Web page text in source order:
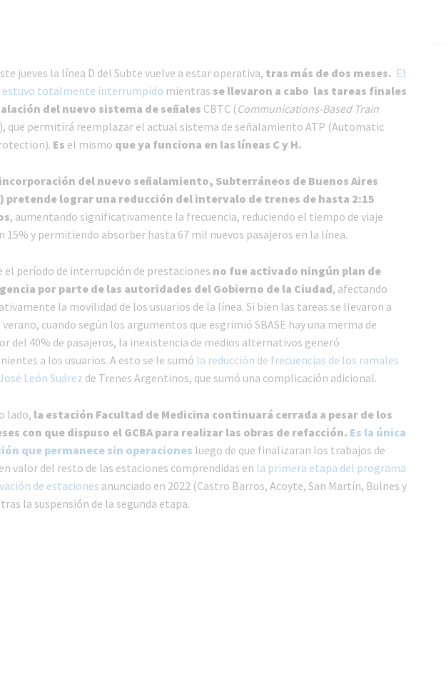
jueves la línea D del Subte vuelve a estar operativa, tras más de dos meses. El
estuvo totalmente interrumpido mientras se llevaron a cabo las tareas finales
del nuevo sistema de señales CBTC (Communications-Based Train
que permitirá reemplazar el actual sistema de señalamiento ATP (Automatic
Es el mismo que ya funciona en las líneas C y H.
del nuevo señalamiento, Subterráneos de Buenos Aires
pretende lograr una reducción del intervalo de trenes de hasta 2:15
, aumentando significativamente la frecuencia, reduciendo el tiempo de viaje
15% y permitiendo absorber hasta 67 mil nuevos pasajeros en la línea.
el período de interrupción de prestaciones no fue activado ningún plan de
por parte de las autoridades del Gobierno de la Ciudad, afectando
la movilidad de los usuarios de la línea. Si bien las tareas se llevaron a
verano, cuando según los argumentos que esgrimió SBASE hay una merma de
del 40% de pasajeros, la inexistencia de medios alternativos generó
a los usuarios. A esto se le sumó la reducción de frecuencias de los ramales
León Suárez de Trenes Argentinos, que sumó una complicación adicional.
lado, la estación Facultad de Medicina continuará cerrada a pesar de los
con que dispuso el GCBA para realizar las obras de refacción. Es la única
que permanece sin operaciones luego de que finalizaran los trabajos de
valor del resto de las estaciones comprendidas en la primera etapa del programa
de estaciones anunciado en 2022 (Castro Barros, Acoyte, San Martín, Bulnes y
la suspensión de la segunda etapa.